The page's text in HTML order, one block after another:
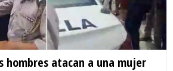
hombres atacan a una mujer